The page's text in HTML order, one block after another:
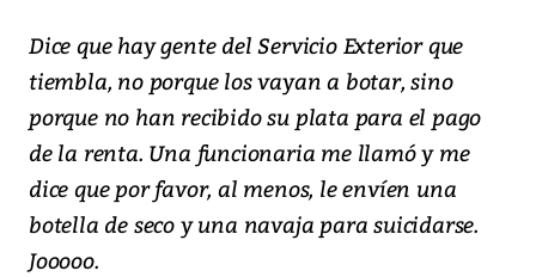
Dice que hay gente del Servicio Exterior que
tiembla, no porque los vayan a botar, sino
porque no han recibido su plata para el pago
de la renta. Una funcionaria me llamó y me
dice que por favor, al menos, le envíen una
botella de seco y una navaja para suicidarse.
Jooooo.